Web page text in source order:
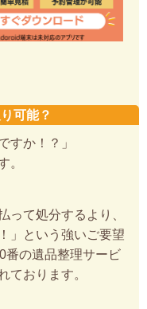
可能？
すか！？」
。
って処分するより、
」という強いご要望
番の遺品整理サービ
ております。